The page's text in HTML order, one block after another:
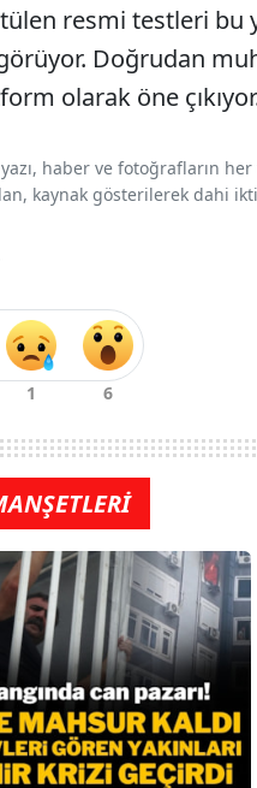
resmi testleri bu
Doğrudan
olarak öne
haber ve fotoğrafların
kaynak gösterilerek dahi